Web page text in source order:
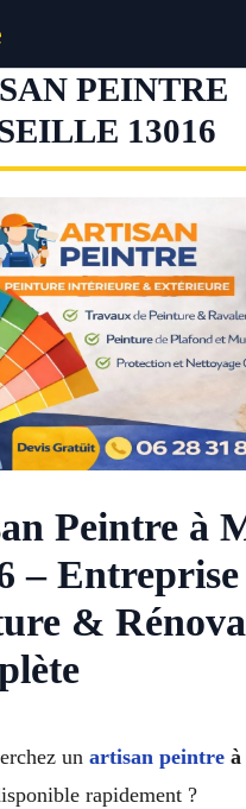
PEINTRE
13016
Peintre à
–
&
un artisan peintre à
rapidement ?